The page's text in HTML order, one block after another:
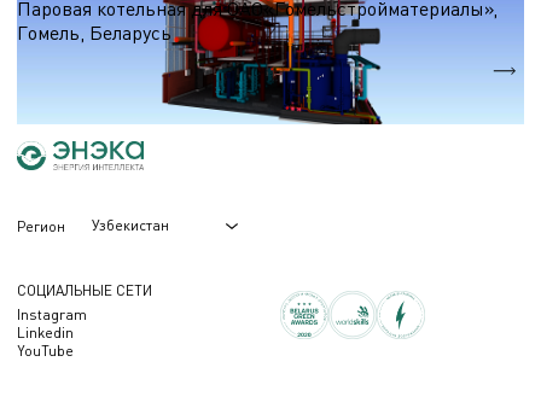
Паровая котельная для ОАО«Гомельстройматериалы»,
Гомель, Беларусь
Регион Узбекистан
СОЦИАЛЬНЫЕ СЕТИ
Instagram
Linkedin
YouTube